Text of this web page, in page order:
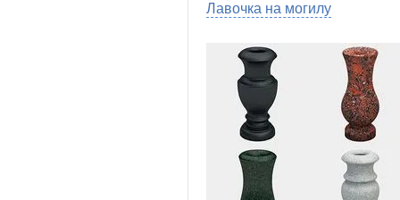
Лавочка на могилу